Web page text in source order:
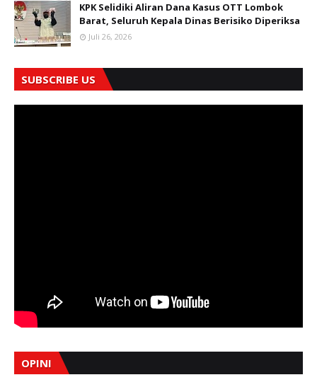
KPK Selidiki Aliran Dana Kasus OTT Lombok
Barat, Seluruh Kepala Dinas Berisiko Diperiksa
Juli 26, 2026
SUBSCRIBE US
OPINI